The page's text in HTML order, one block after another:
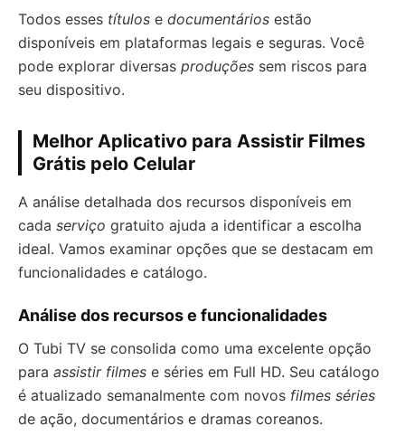
Todos esses títulos e documentários estão
disponíveis em plataformas legais e seguras. Você
pode explorar diversas produções sem riscos para
seu dispositivo.
Melhor Aplicativo para Assistir Filmes
Grátis pelo Celular
A análise detalhada dos recursos disponíveis em
cada serviço gratuito ajuda a identificar a escolha
ideal. Vamos examinar opções que se destacam em
funcionalidades e catálogo.
Análise dos recursos e funcionalidades
O Tubi TV se consolida como uma excelente opção
para assistir filmes e séries em Full HD. Seu catálogo
é atualizado semanalmente com novos filmes séries
de ação, documentários e dramas coreanos.